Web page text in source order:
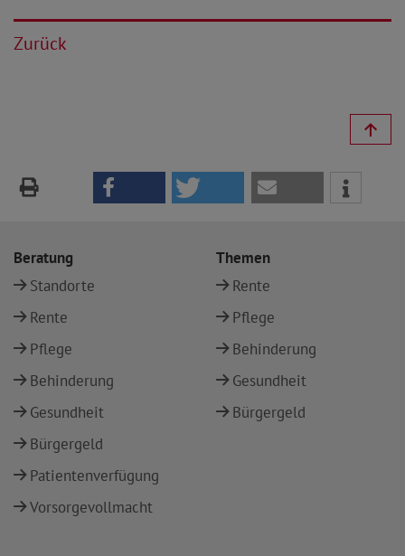
Zurück
Beratung
Standorte
Rente
Pflege
Behinderung
Gesundheit
Bürgergeld
Patientenverfügung
Vorsorgevollmacht
Themen
Rente
Pflege
Behinderung
Gesundheit
Bürgergeld